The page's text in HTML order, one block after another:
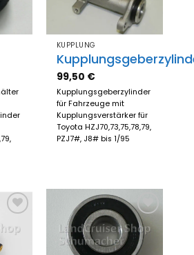
KUPPLUNG
99,50 €
Kupplungsgeberzylinder
für Fahrzeuge mit
Kupplungsverstärker für
Toyota HZJ70,73,75,78,79,
PZJ7#, J8# bis 1/95
Zum
Merkzettel
hinzufügen